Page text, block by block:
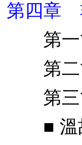
第四章
第一
第二
第三
■ 溫故